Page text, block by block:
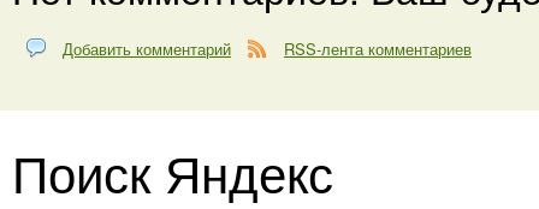
Добавить комментарий RSS-лента комментариев
Поиск Яндекс